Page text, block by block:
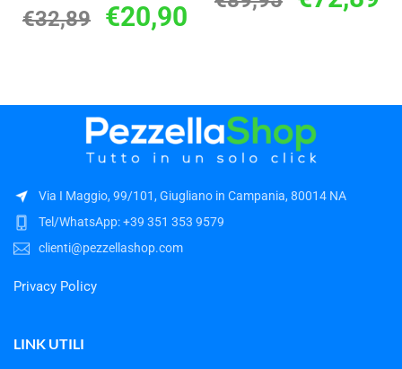
€32,89 €20,90
Via I Maggio, 99/101, Giugliano in Campania, 80014 NA
Tel/WhatsApp: +39 351 353 9579
clienti@pezzellashop.com
Privacy Policy
LINK UTILI